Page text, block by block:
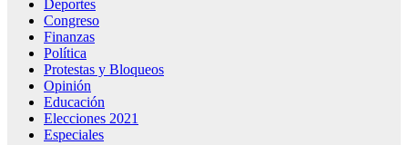
Deportes
Congreso
Finanzas
Política
Protestas y Bloqueos
Opinión
Educación
Elecciones 2021
Especiales